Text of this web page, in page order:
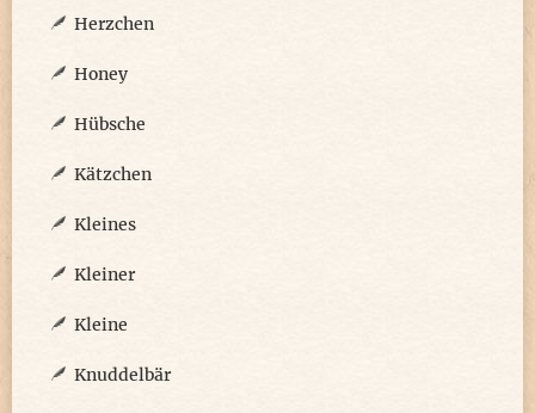
Herzchen
Honey
Hübsche
Kätzchen
Kleines
Kleiner
Kleine
Knuddelbär